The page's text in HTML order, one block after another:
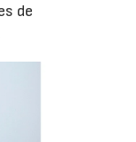
de